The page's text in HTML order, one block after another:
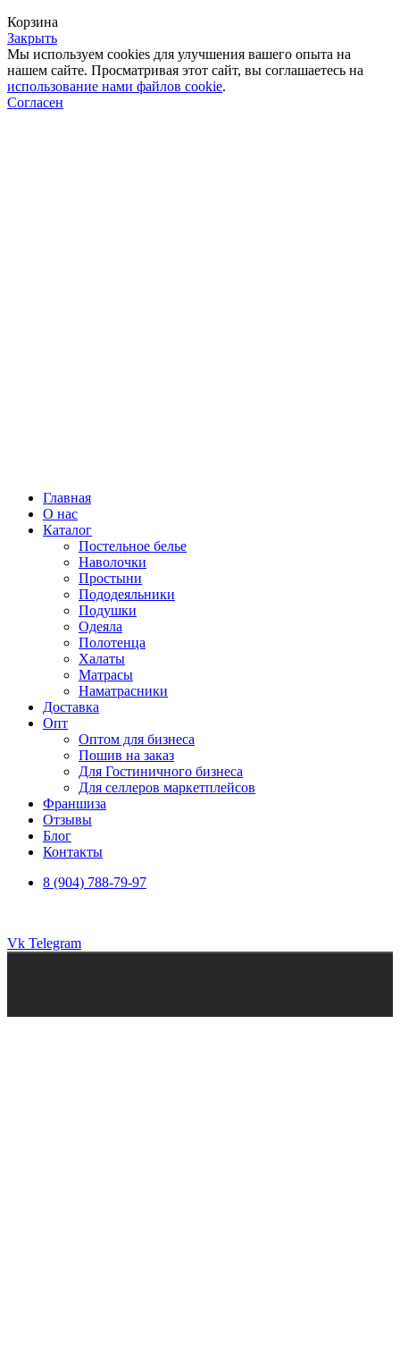
Корзина
Закрыть
Мы используем cookies для улучшения вашего опыта на
нашем сайте. Просматривая этот сайт, вы соглашаетесь на
использование нами файлов cookie.
Согласен
Главная
О нас
Каталог
Постельное белье
Наволочки
Простыни
Пододеяльники
Подушки
Одеяла
Полотенца
Халаты
Матрасы
Наматрасники
Доставка
Опт
Оптом для бизнеса
Пошив на заказ
Для Гостиничного бизнеса
Для селлеров маркетплейсов
Франшиза
Отзывы
Блог
Контакты
8 (904) 788-79-97
Vk Telegram